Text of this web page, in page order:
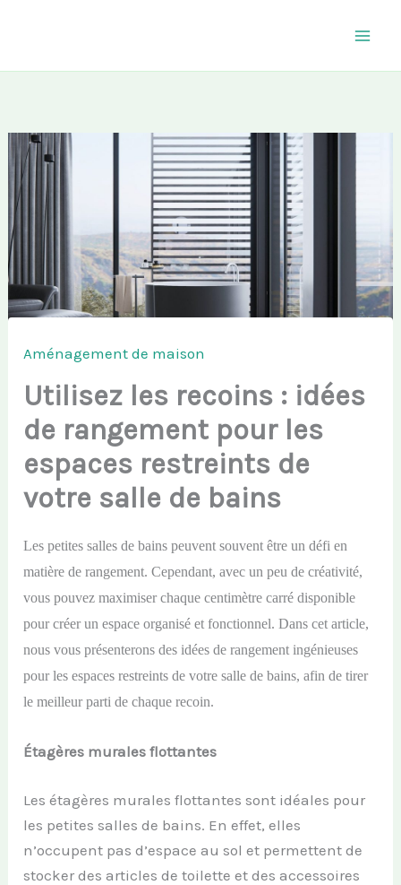
Aménagement de maison
Utilisez les recoins : idées
de rangement pour les
espaces restreints de
votre salle de bains
Les petites salles de bains peuvent souvent être un défi en
matière de rangement. Cependant, avec un peu de créativité,
vous pouvez maximiser chaque centimètre carré disponible
pour créer un espace organisé et fonctionnel. Dans cet article,
nous vous présenterons des idées de rangement ingénieuses
pour les espaces restreints de votre salle de bains, afin de tirer
le meilleur parti de chaque recoin.
Étagères murales flottantes
Les étagères murales flottantes sont idéales pour
les petites salles de bains. En effet, elles
n’occupent pas d’espace au sol et permettent de
stocker des articles de toilette et des accessoires